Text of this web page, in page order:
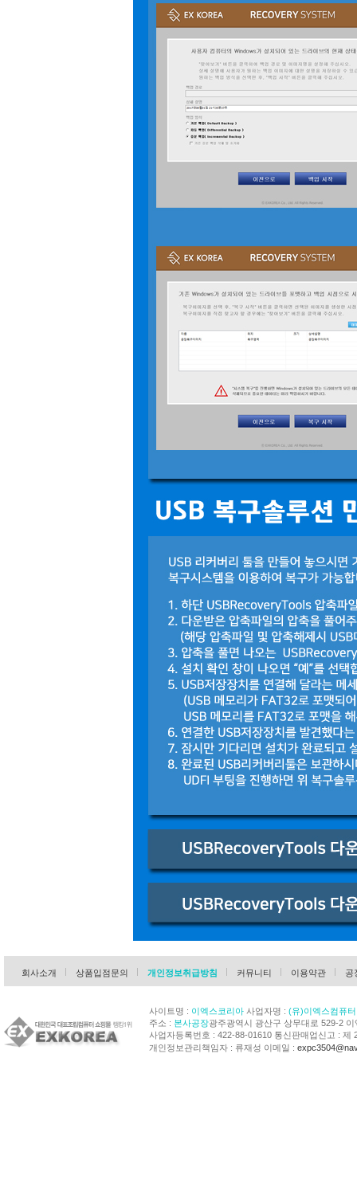
회사소개 상품입점문의 개인정보취급방침 커뮤니티 이용약관 공
사이트명 : 이엑스코리아사업자명 : (유)이엑스컴퓨터
주소 : 본사공장광주광역시 광산구 상무대로 529-2 이
사업자등록번호 : 422-88-01610 통신판매업신고 : 제
개인정보관리책임자 : 류재성 이메일 :